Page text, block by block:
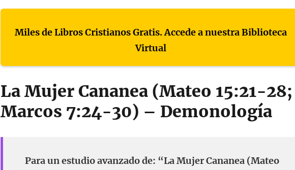
Miles de Libros Cristianos Gratis. Accede a nuestra Biblioteca
Virtual
La Mujer Cananea (Mateo 15:21-28;
Marcos 7:24-30) – Demonología
Para un estudio avanzado de: “La Mujer Cananea (Mateo